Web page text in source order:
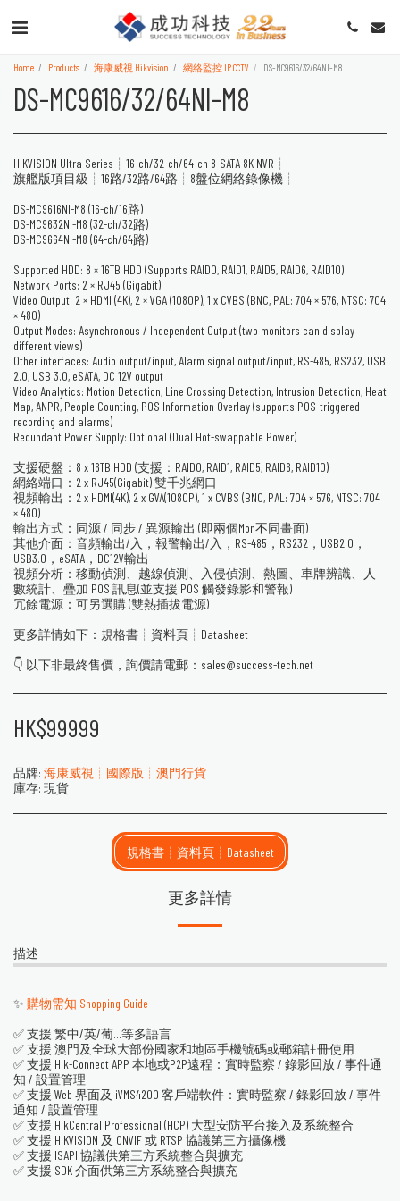
Home Products 海康威視 Hikvision 網絡監控 IP CCTV DS-MC9616/32/64NI-M8
DS-MC9616/32/64NI-M8
HIKVISION Ultra Series┊16-ch/32-ch/64-ch 8-SATA 8K NVR┊
旗艦版項目級┊16路/32路/64路┊8盤位網絡錄像機┊
DS-MC9616NI-M8 (16-ch/16路)
DS-MC9632NI-M8 (32-ch/32路)
DS-MC9664NI-M8 (64-ch/64路)
Supported HDD: 8 × 16TB HDD (Supports RAID0, RAID1, RAID5, RAID6, RAID10)
Network Ports: 2 × RJ45 (Gigabit)
Video Output: 2 × HDMI (4K), 2 × VGA (1080P), 1 x CVBS (BNC, PAL: 704 × 576, NTSC: 704
× 480)
Output Modes: Asynchronous / Independent Output (two monitors can display
different views)
Other interfaces: Audio output/input, Alarm signal output/input, RS-485, RS232, USB
2.0, USB 3.0, eSATA, DC 12V output
Video Analytics: Motion Detection, Line Crossing Detection, Intrusion Detection, Heat
Map, ANPR, People Counting, POS Information Overlay (supports POS-triggered
recording and alarms)
Redundant Power Supply: Optional (Dual Hot-swappable Power)
支援硬盤：8 x 16TB HDD (支援：RAID0, RAID1, RAID5, RAID6, RAID10)
網絡端口：2 x RJ45(Gigabit) 雙千兆網口
視頻輸出：2 x HDMI(4K), 2 x GVA(1080P), 1 x CVBS (BNC, PAL: 704 × 576, NTSC: 704
× 480)
輸出方式：同源 / 同步 / 異源輸出 (即兩個Mon不同畫面)
其他介面：音頻輸出/入，報警輸出/入，RS-485，RS232，USB2.0，
USB3.0，eSATA，DC12V輸出
視頻分析：移動偵測、越線偵測、入侵偵測、熱圖、車牌辨識、人
數統計、疊加 POS 訊息(並支援 POS 觸發錄影和警報)
冗餘電源：可另選購 (雙熱插拔電源)
更多詳情如下：規格書┊資料頁┊Datasheet
👇 以下非最終售價，詢價請電郵：sales@success-tech.net
HK$99999
品牌: 海康威視┊國際版┊澳門行貨
庫存: 現貨
規格書┊資料頁┊Datasheet
更多詳情
描述
✨ 購物需知 Shopping Guide
✅ 支援 繁中/英/葡...等多語言
✅ 支援 澳門及全球大部份國家和地區手機號碼或郵箱註冊使用
✅ 支援 Hik-Connect APP 本地或P2P遠程：實時監察 / 錄影回放 / 事件通
知 / 設置管理
✅ 支援 Web 界面及 iVMS4200 客戶端軟件：實時監察 / 錄影回放 / 事件
通知 / 設置管理
✅ 支援 HikCentral Professional (HCP) 大型安防平台接入及系統整合
✅ 支援 HIKVISION 及 ONVIF 或 RTSP 協議第三方攝像機
✅ 支援 ISAPI 協議供第三方系統整合與擴充
✅ 支援 SDK 介面供第三方系統整合與擴充